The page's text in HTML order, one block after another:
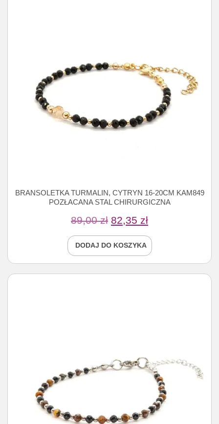
BRANSOLETKA TURMALIN, CYTRYN 16-20CM KAM849
POZŁACANA STAL CHIRURGICZNA
89,00zł 82,35 zł
DODAJ DO KOSZYKA